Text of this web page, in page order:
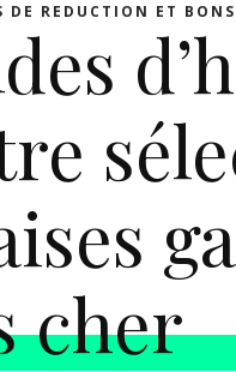
DE REDUCTION ET
cher